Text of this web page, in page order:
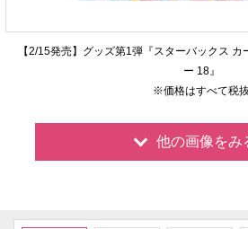
【2/15発売】グッズ第1弾『スターバックス
ー 18』
※価格はすべて税
他の画像をみ